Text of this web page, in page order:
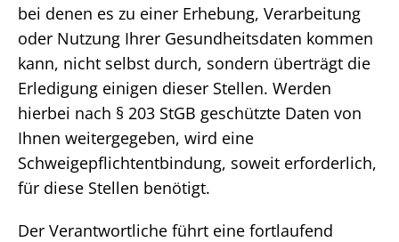
bei denen es zu einer Erhebung, Verarbeitung
oder Nutzung Ihrer Gesundheitsdaten kommen
kann, nicht selbst durch, sondern überträgt die
Erledigung einigen dieser Stellen. Werden
hierbei nach § 203 StGB geschützte Daten von
Ihnen weitergegeben, wird eine
Schweigepflichtentbindung, soweit erforderlich,
für diese Stellen benötigt.
Der Verantwortliche führt eine fortlaufend